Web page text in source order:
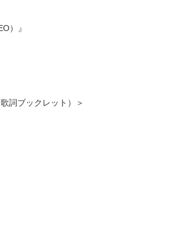
）』
詞ブックレット）＞